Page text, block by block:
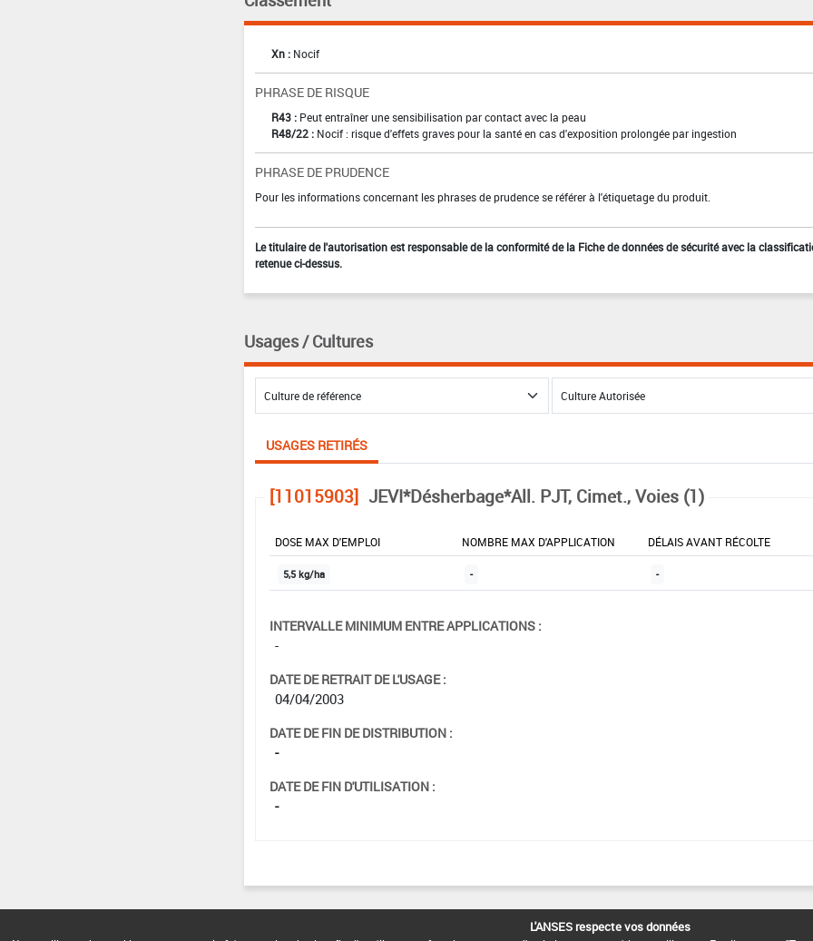
Xn : Nocif
PHRASE DE RISQUE
R43 : Peut entraîner une sensibilisation par contact avec la peau
R48/22 : Nocif : risque d'effets graves pour la santé en cas d'exposition prolongée par ingestion
PHRASE DE PRUDENCE
Pour les informations concernant les phrases de prudence se référer à l'étiquetage du produit.
Le titulaire de l'autorisation est responsable de la conformité de la Fiche de données de sécurité avec la
retenue ci-dessus.
Usages / Cultures
USAGES RETIRÉS
[11015903] JEVI*Désherbage*All. PJT, Cimet., Voies (1)
DOSE MAX D'EMPLOI NOMBRE MAX D'APPLICATION DÉLAIS AVANT RÉCOLTE
5,5 kg/ha - -
INTERVALLE MINIMUM ENTRE APPLICATIONS :
-
DATE DE RETRAIT DE L'USAGE :
04/04/2003
DATE DE FIN DE DISTRIBUTION :
-
DATE DE FIN D'UTILISATION :
-
L'ANSES respecte vos données